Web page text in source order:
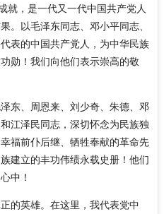
就，是一代又一代中国共产党人
。以毛泽东同志、邓小平同志、
表的中国共产党人，为中华民族
勋！我们向他们表示崇高的敬
东、周恩来、刘少奇、朱德、邓
江泽民同志，深切怀念为民族独
福前仆后继、牺牲奉献的革命先
建立的丰功伟绩永载史册！他们
中！
的英雄。在这里，我代表党中